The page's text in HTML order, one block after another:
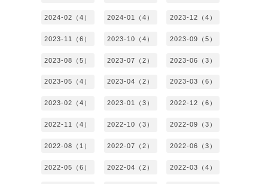
2024-02（4） 2024-01（4） 2023-12（4）
2023-11（6） 2023-10（4） 2023-09（5）
2023-08（5） 2023-07（2） 2023-06（3）
2023-05（4） 2023-04（2） 2023-03（6）
2023-02（4） 2023-01（3） 2022-12（6）
2022-11（4） 2022-10（3） 2022-09（3）
2022-08（1） 2022-07（2） 2022-06（3）
2022-05（6） 2022-04（2） 2022-03（4）